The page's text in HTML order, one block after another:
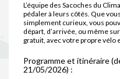
L’équipe des Sacoches du
pédaler à leurs côtés. Que
simplement curieux, vous
départ, d’arrivée, ou même
gratuit, avec votre propre vélo
Programme et itinéraire
21/05/2026) :